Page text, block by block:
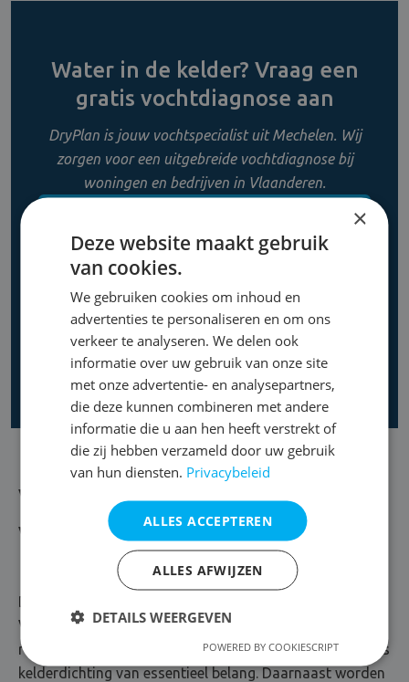
Water in de kelder? Vraag een
gratis vochtdiagnose aan
DryPlan is jouw vochtspecialist uit Mechelen. Wij
zorgen voor een uitgebreide vochtdiagnose bij
woningen en bedrijven in Vlaanderen.
0800 11 956
Vocht in de kelder bestrijden
Vochtproblemen kelder
De kelder is een kwetsbare plaats voor vochtproblemen
Vanzelfsprekend komt grondvocht het gemakkelijkst in
ruimtes die zich onder de grond bevinden. In dat geval is
kelderdichting van essentieel belang. Daarnaast worden
×
Deze website maakt gebruik
van cookies.
We gebruiken cookies om inhoud en
advertenties te personaliseren en om ons
verkeer te analyseren. We delen ook
informatie over uw gebruik van onze site
met onze advertentie- en analysepartners,
die deze kunnen combineren met andere
informatie die u aan hen heeft verstrekt of
die zij hebben verzameld door uw gebruik
van hun diensten. Privacybeleid
ALLES ACCEPTEREN
ALLES AFWIJZEN
DETAILS WEERGEVEN
POWERED BY COOKIESCRIPT